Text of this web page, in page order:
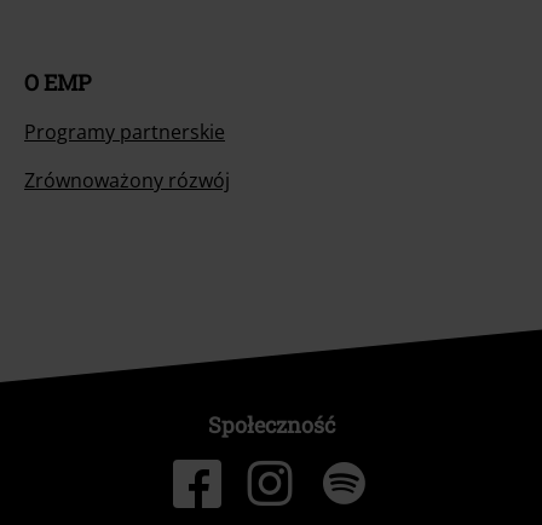
O EMP
Programy partnerskie
Zrównoważony rózwój
Społeczność